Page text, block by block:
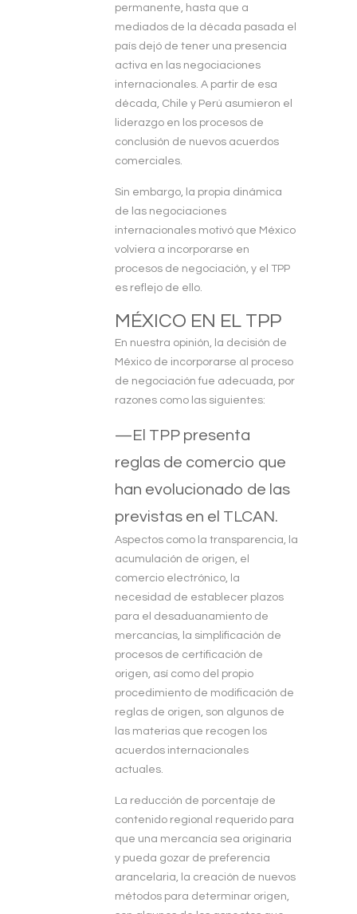
permanente, hasta que a
mediados de la década pasada el
país dejó de tener una presencia
activa en las negociaciones
internacionales. A partir de esa
década, Chile y Perú asumieron el
liderazgo en los procesos de
conclusión de nuevos acuerdos
comerciales.
Sin embargo, la propia dinámica
de las negociaciones
internacionales motivó que México
volviera a incorporarse en
procesos de negociación, y el TPP
es reflejo de ello.
MÉXICO EN EL TPP
En nuestra opinión, la decisión de
México de incorporarse al proceso
de negociación fue adecuada, por
razones como las siguientes:
—El TPP presenta
reglas de comercio que
han evolucionado de las
previstas en el TLCAN.
Aspectos como la transparencia, la
acumulación de origen, el
comercio electrónico, la
necesidad de establecer plazos
para el desaduanamiento de
mercancías, la simplificación de
procesos de certificación de
origen, así como del propio
procedimiento de modificación de
reglas de origen, son algunos de
las materias que recogen los
acuerdos internacionales
actuales.
La reducción de porcentaje de
contenido regional requerido para
que una mercancía sea originaria
y pueda gozar de preferencia
arancelaria, la creación de nuevos
métodos para determinar origen,